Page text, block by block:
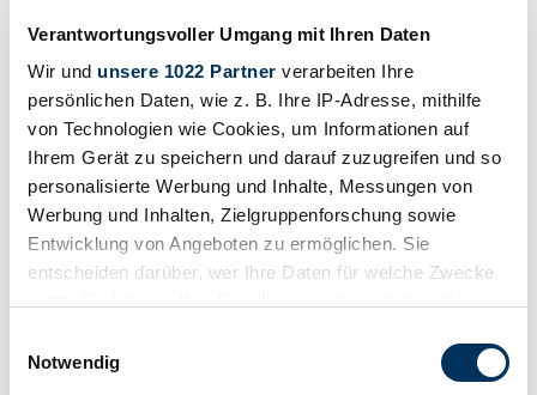
Verantwortungsvoller Umgang mit Ihren Daten
Wir und unsere 1022 Partner verarbeiten Ihre
persönlichen Daten, wie z. B. Ihre IP-Adresse, mithilfe
von Technologien wie Cookies, um Informationen auf
Ihrem Gerät zu speichern und darauf zuzugreifen und so
personalisierte Werbung und Inhalte, Messungen von
Werbung und Inhalten, Zielgruppenforschung sowie
Entwicklung von Angeboten zu ermöglichen. Sie
entscheiden darüber, wer Ihre Daten für welche Zwecke
Trigger Symbol ändern oder widerrufen
Notwendig